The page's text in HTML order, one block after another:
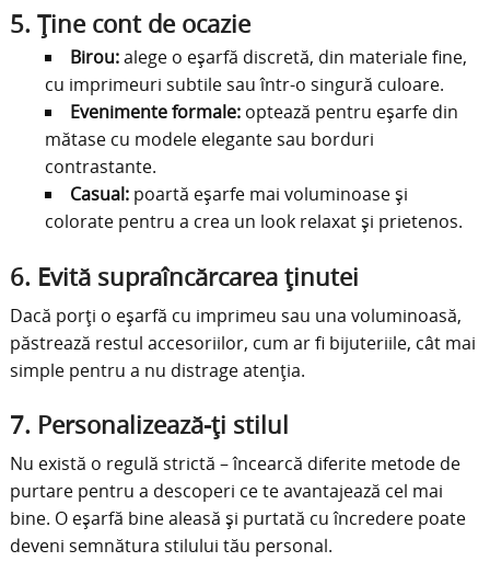
5. Ține cont de ocazie
Birou:alege o eșarfă discretă, din materiale fine,
cu imprimeuri subtile sau într-o singură culoare.
Evenimente formale:optează pentru eșarfe din
mătase cu modele elegante sau borduri
contrastante.
Casual:poartă eșarfe mai voluminoase și
colorate pentru a crea un look relaxat și prietenos.
6. Evită supraîncărcarea ținutei
Dacă porți o eșarfă cu imprimeu sau una voluminoasă,
păstrează restul accesoriilor, cum ar fi bijuteriile, cât mai
simple pentru a nu distrage atenția.
7. Personalizează-ți stilul
Nu există o regulă strictă – încearcă diferite metode de
purtare pentru a descoperi ce te avantajează cel mai
bine. O eșarfă bine aleasă și purtată cu încredere poate
deveni semnătura stilului tău personal.